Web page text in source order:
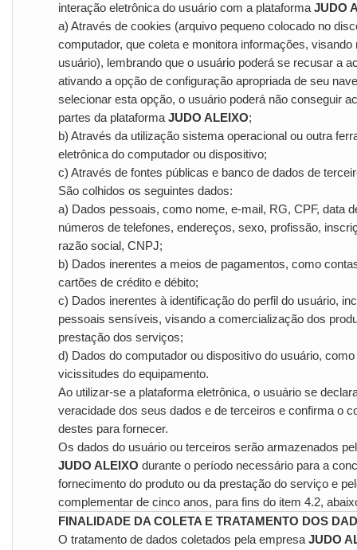
interação eletrônica do usuário com a plataforma JUDO
a) Através de cookies (arquivo pequeno colocado no
computador, que coleta e monitora informações, visando
usuário), lembrando que o usuário poderá se recusar a
ativando a opção de configuração apropriada de seu
selecionar esta opção, o usuário poderá não conseguir
partes da plataforma JUDO ALEIXO;
b) Através da utilização sistema operacional ou outra
eletrônica do computador ou dispositivo;
c) Através de fontes públicas e banco de dados de
São colhidos os seguintes dados:
a) Dados pessoais, como nome, e-mail, RG, CPF, data
números de telefones, endereços, sexo, profissão,
razão social, CNPJ;
b) Dados inerentes a meios de pagamentos, como
cartões de crédito e débito;
c) Dados inerentes à identificação do perfil do usuário,
pessoais sensíveis, visando a comercialização dos
prestação dos serviços;
d) Dados do computador ou dispositivo do usuário,
vicissitudes do equipamento.
Ao utilizar-se a plataforma eletrônica, o usuário se
veracidade dos seus dados e de terceiros e confirma o
destes para fornecer.
Os dados do usuário ou terceiros serão armazenados
JUDO ALEIXO durante o período necessário para a
fornecimento do produto ou da prestação do serviço e
complementar de cinco anos, para fins do item 4.2,
FINALIDADE DA COLETA E TRATAMENTO DOS
O tratamento de dados coletados pela empresa JUDO